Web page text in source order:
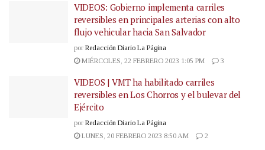
VIDEOS: Gobierno implementa carriles
reversibles en principales arterias con alto
flujo vehicular hacia San Salvador
por Redacción Diario La Página
MIÉRCOLES, 22 FEBRERO 2023 1:05 PM
3
VIDEOS | VMT ha habilitado carriles
reversibles en Los Chorros y el bulevar del
Ejército
por Redacción Diario La Página
LUNES, 20 FEBRERO 2023 8:50 AM
2